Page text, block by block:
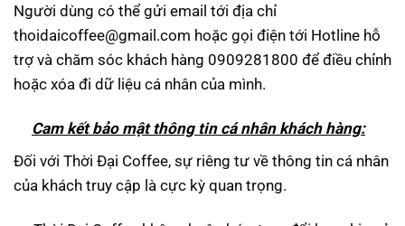
Người dùng có thể gửi email tới địa chỉ
thoidaicoffee@gmail.com hoặc gọi điện tới Hotline hỗ
trợ và chăm sóc khách hàng 0909281800 để điều chỉnh
hoặc xóa đi dữ liệu cá nhân của mình.
Cam kết bảo mật thông tin cá nhân khách hàng:
Đối với Thời Đại Coffee, sự riêng tư về thông tin cá nhân
của khách truy cập là cực kỳ quan trọng.